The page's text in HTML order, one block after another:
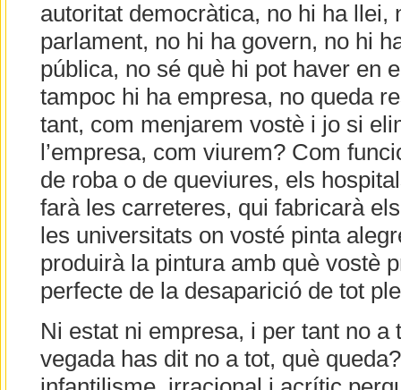
autoritat democràtica, no hi ha llei,
parlament, no hi ha govern, no hi
pública, no sé què hi pot haver en
tampoc hi ha empresa, no queda
tant, com menjarem vostè i jo si
l’empresa, com viurem? Com
de roba o de queviures, els
farà les carreteres, qui fabricarà
les universitats on vosté pinta
produirà la pintura amb què vostè
perfecte de la desaparició de tot
Ni estat ni empresa, i per tant no a
vegada has dit no a tot, què